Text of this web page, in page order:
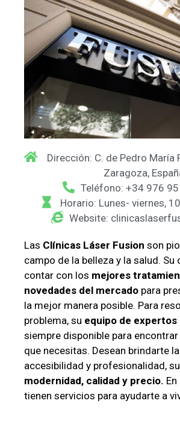
Dirección: C. de Pedro María
Zaragoza,
Teléfono: +34 976 95
Horario: Lunes- viernes,
Website:
Las Clínicas Láser Fusion son
campo de la belleza y la salud. Su
contar con los mejores
novedades del mercado para
la mejor manera posible. Para
problema, su equipo de expertos
siempre disponible para
que necesitas. Desean brindarte
accesibilidad y profesionalidad,
modernidad, calidad y precio.
tienen servicios para ayudarte a